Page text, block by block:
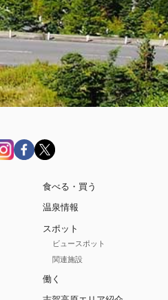
食べる・買う
温泉情報
スポット
ビュースポット
関連施設
働く